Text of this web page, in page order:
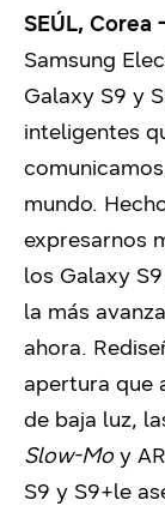
SEÚL, Corea
Samsung
Galaxy S9 y
inteligentes
mundo.
expresarnos
los Galaxy
la más
ahora.
apertura que
de baja luz,
Slow-Mo y
S9 y S9+le